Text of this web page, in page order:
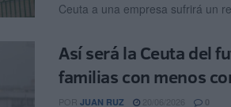
Ceuta a una empresa sufrirá un
Así será la Ceuta del
familias con menos
POR JUAN RUZ 0